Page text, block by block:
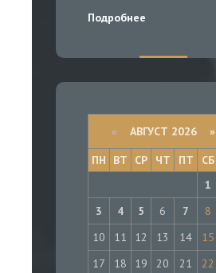
Подробнее
« АВГУСТ 2026 »
ПН
ВТ СР ЧТ ПТ СБ
1
3
4 5 6 7 8
10
11 12 13 14 15
17
18 19 20 21 22